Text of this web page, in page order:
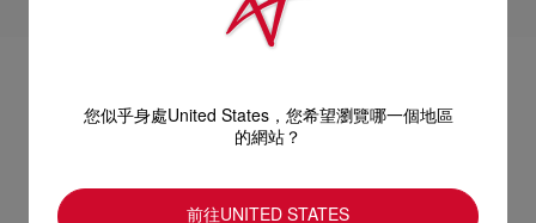
送貨日期起計30天內可以免費退換。
換貨視乎產品存貨而定，請聯絡客戶服務專員。
如需更多資訊，瀏覽退貨政策。
您似乎身處United States，您希望瀏覽哪一個地區
的網站？
前往UNITED STATES